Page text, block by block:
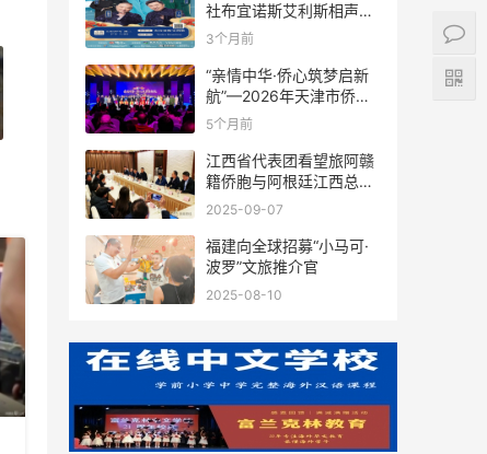
社布宜诺斯艾利斯相声专
场！国风曲艺邂逅南美风
结！
3个月前
“亲情中华·侨心筑梦启新
航”—2026年天津市侨界
新春联谊活动成功举办
5个月前
江西省代表团看望旅阿赣
籍侨胞与阿根廷江西总商
会座谈
2025-09-07
福建向全球招募“小马可·
波罗”文旅推介官
2025-08-10